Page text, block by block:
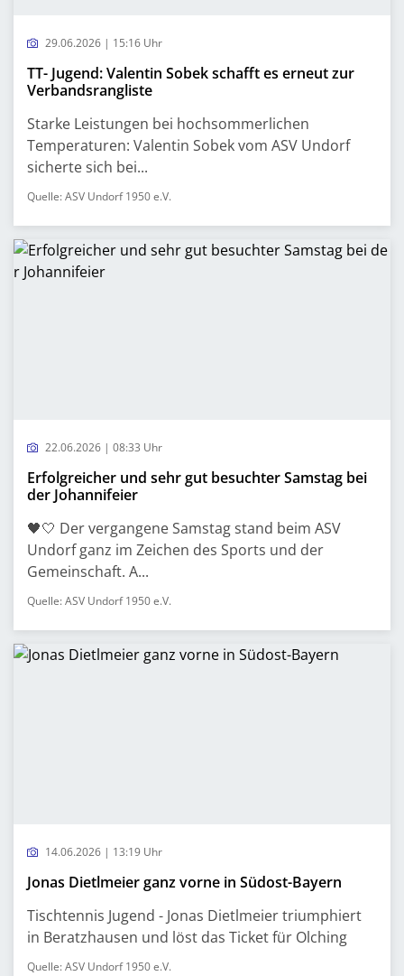
29.06.2026 | 15:16 Uhr
TT- Jugend: Valentin Sobek schafft es erneut zur
Verbandsrangliste
Starke Leistungen bei hochsommerlichen
Temperaturen: Valentin Sobek vom ASV Undorf
sicherte sich bei...
Quelle: ASV Undorf 1950 e.V.
22.06.2026 | 08:33 Uhr
Erfolgreicher und sehr gut besuchter Samstag bei
der Johannifeier
🖤🤍 Der vergangene Samstag stand beim ASV
Undorf ganz im Zeichen des Sports und der
Gemeinschaft. A...
Quelle: ASV Undorf 1950 e.V.
14.06.2026 | 13:19 Uhr
Jonas Dietlmeier ganz vorne in Südost-Bayern
Tischtennis Jugend - Jonas Dietlmeier triumphiert
in Beratzhausen und löst das Ticket für Olching
Quelle: ASV Undorf 1950 e.V.